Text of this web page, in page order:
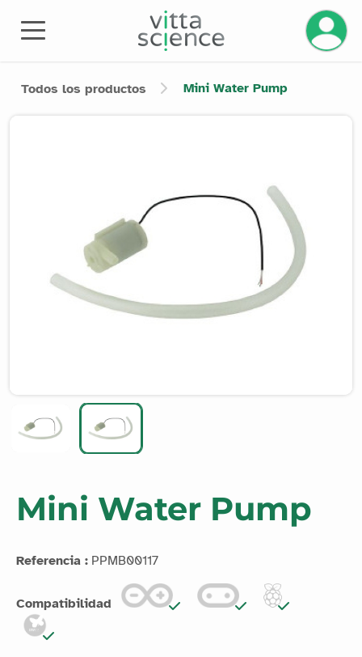
Todos los productos Mini Water Pump
Mini Water Pump
Referencia : PPMB00117
Compatibilidad